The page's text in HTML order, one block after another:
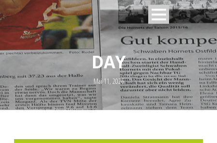
DAY
Mai 11, 2026